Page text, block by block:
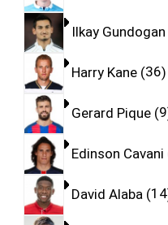
Ilkay Gundogan
Harry Kane 36
Gerard Pique 9
Edinson Cavani
David Alaba 14